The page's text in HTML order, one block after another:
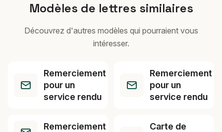
Modèles de lettres similaires
Découvrez d'autres modèles qui pourraient vous
intéresser.
Remerciement
pour un
service rendu
Remerciement
pour un
service rendu
Remerciement
Carte de